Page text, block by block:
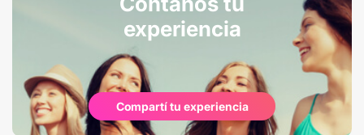
experiencia
Compartí tu experiencia